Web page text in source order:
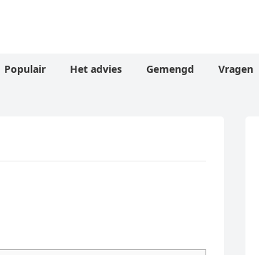
Populair Het advies Gemengd Vragen